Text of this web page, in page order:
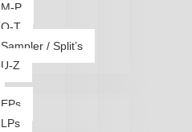
M-P
Q-T
Sampler / Split’s
U-Z
EPs
LPs